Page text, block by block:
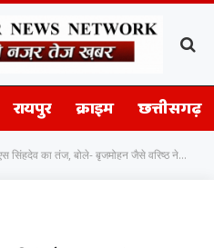
रायपुर क्राइम छत्तीसगढ़
का तंज, बोले- बृजमोहन जैसे वरिष्ठ नेता का कोर्ट जाना दुखद